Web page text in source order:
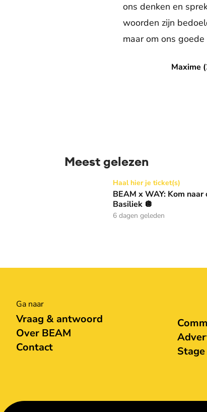
ons denken en
woorden zijn
maar om ons
Maxime
Maxime (22) deed
Meest gelezen
BEAM x WAY: Kom naar ons
Haal hier je ticket(s)
BEAM x WAY: Kom
Basiliek 🪩
6 dagen geleden
Ga naar
Vraag & antwoord
Over BEAM
Contact
Stage